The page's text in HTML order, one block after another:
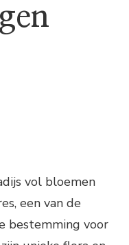
vol bloemen
een van de
bestemming voor